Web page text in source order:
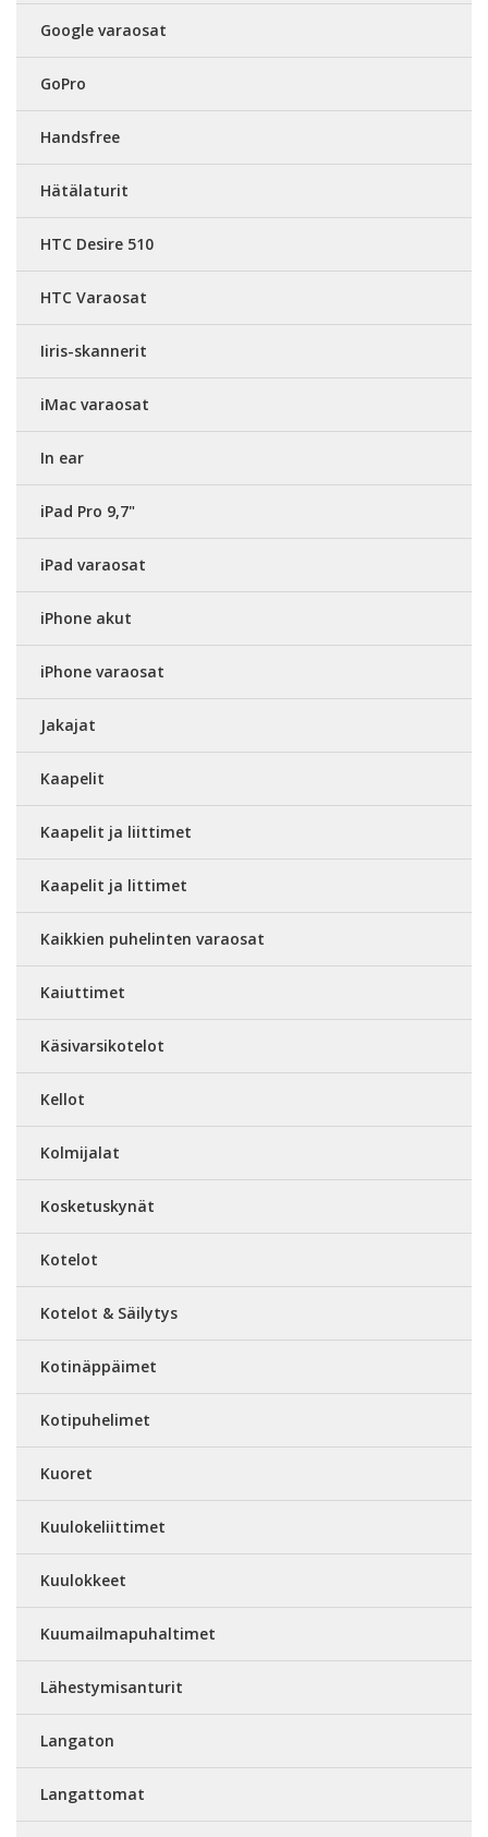
Google varaosat
GoPro
Handsfree
Hätälaturit
HTC Desire 510
HTC Varaosat
Iiris-skannerit
iMac varaosat
In ear
iPad Pro 9,7"
iPad varaosat
iPhone akut
iPhone varaosat
Jakajat
Kaapelit
Kaapelit ja liittimet
Kaapelit ja littimet
Kaikkien puhelinten varaosat
Kaiuttimet
Käsivarsikotelot
Kellot
Kolmijalat
Kosketuskynät
Kotelot
Kotelot & Säilytys
Kotinäppäimet
Kotipuhelimet
Kuoret
Kuulokeliittimet
Kuulokkeet
Kuumailmapuhaltimet
Lähestymisanturit
Langaton
Langattomat